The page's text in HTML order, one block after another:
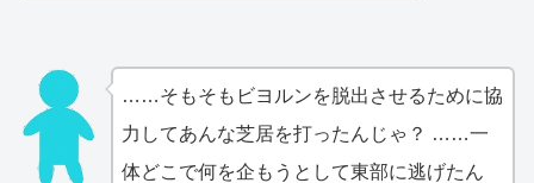
……そもそもビヨルンを脱出させるために協
力してあんな芝居を打ったんじゃ？ ……一
体どこで何を企もうとして東部に逃げたん